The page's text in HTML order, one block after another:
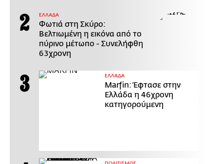
ΕΛΛΑΔΑ
Φωτιά στη Σκύρο:
Βελτιωμένη η εικόνα από το
πύρινο μέτωπο - Συνελήφθη
63χρονη
ΕΛΛΑΔΑ
Marfin: Έφτασε στην
Ελλάδα η 46χρονη
κατηγορούμενη